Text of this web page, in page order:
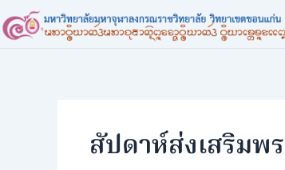
to
content
สัปดาห์ส่งเสริมพ
navigation